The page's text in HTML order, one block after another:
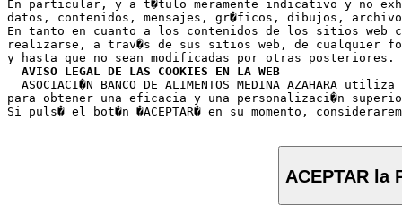
En particular, y a t�tulo meramente indicativo y no
datos, contenidos, mensajes, gr�ficos, dibujos,
En tanto en cuanto a los contenidos de los sitios web
realizarse, a trav�s de sus sitios web, de cualquier
y hasta que no sean modificadas por otras posteriores.
AVISO LEGAL DE LAS COOKIES EN LA WEB
ASOCIACI�N BANCO DE ALIMENTOS MEDINA AZAHARA
para obtener una eficacia y una personalizaci�n
ACEPTAR